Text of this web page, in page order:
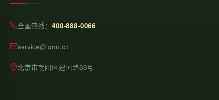
全国热线： 400-888-0066
service@lqnn.cn
北京市朝阳区建国路88号